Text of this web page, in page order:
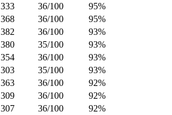
333 36/100
95%
368 36/100
95%
382 36/100
93%
380 35/100
93%
354 36/100
93%
303 35/100
93%
363 36/100
92%
309 36/100
92%
307 36/100
92%